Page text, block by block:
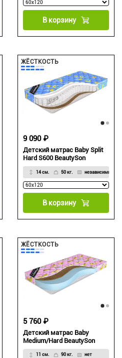
В корзину
ЖЁСТКОСТЬ
Детский матрас Baby Split
Hard S600 BeautySon
14 см. 50 кг. независимый
9 090 ₽
В корзину
ЖЁСТКОСТЬ
Детский матрас Baby
Medium/Hard BeautySon
11 см. 90 кг. нет
5 760 ₽